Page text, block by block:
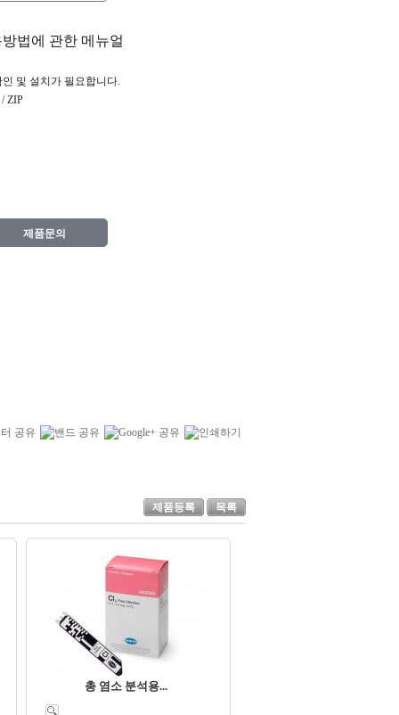
법에 관한 메뉴얼
및 설치가 필요합니다.
ZIP
제품문의
제품등록 목록
총 염소 분석용...